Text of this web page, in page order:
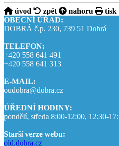
úvod zpět nahoru
tisk
OBECNÍ ÚŘAD:
DOBRÁ č.p. 230, 739 51 Dobrá
TELEFON:
+420 558 641 491
+420 558 641 313
E-MAIL:
oudobra@dobra.cz
ÚŘEDNÍ HODINY:
pondělí, středa 8:00-12:00, 12:30-
Starší verze webu:
old.dobra.cz